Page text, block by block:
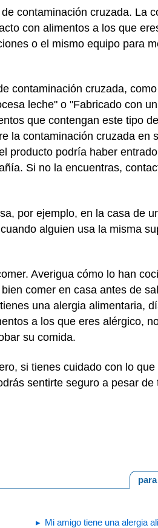
contaminación cruzada. La
con alimentos a los que
o el mismo equipo para
contaminación cruzada,
leche" o "Fabricado con
que contengan este tipo
la contaminación cruzada en
producto podría haber
Si no la encuentras,
por ejemplo, en la casa de
alguien usa la misma
Averigua cómo lo han
comer en casa antes de
una alergia alimentaria,
a los que eres alérgico,
su comida.
si tienes cuidado con lo
sentirte seguro a pesar de
Mi amigo tiene una alergia